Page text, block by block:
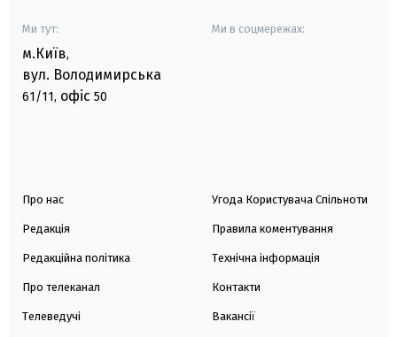
Ми тут:
м.Київ,
вул. Володимирська
61/11, офіс 50
Ми в соцмережах:
Про нас
Редакція
Редакційна політика
Про телеканал
Телеведучі
Угода Користувача Спільноти
Правила коментування
Технічна інформація
Контакти
Вакансії